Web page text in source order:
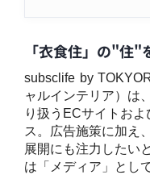
「衣食住」の"住"
subsclife by
ャルインテリア）は
り扱うECサイトお
ス。広告施策に加え
展開にも注力したい
は「メディア」とし